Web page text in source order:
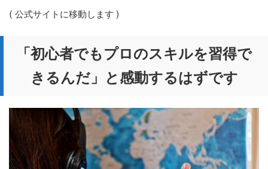
( 公式サイトに移動します )
「初心者でもプロのスキルを習得で
きるんだ」と感動するはずです